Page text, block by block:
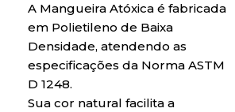
A Mangueira Atóxica é fabricada
em Polietileno de Baixa
Densidade, atendendo as
especificações da Norma ASTM
D 1248.
Sua cor natural facilita a